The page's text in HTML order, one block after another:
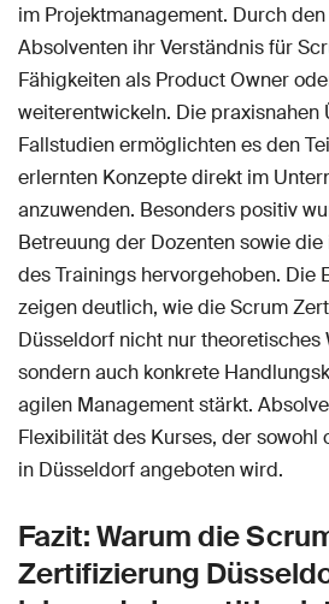
im Projektmanagement. Durch
Absolventen ihr Verständnis für
Fähigkeiten als Product Owner
weiterentwickeln. Die praxisnahen
Fallstudien ermöglichten es den
erlernten Konzepte direkt im
anzuwenden. Besonders positiv
Betreuung der Dozenten sowie
des Trainings hervorgehoben. Die
zeigen deutlich, wie die Scrum
Düsseldorf nicht nur theoretisches
sondern auch konkrete
agilen Management stärkt.
Flexibilität des Kurses, der sowohl
in Düsseldorf angeboten wird.
Fazit: Warum die
Zertifizierung